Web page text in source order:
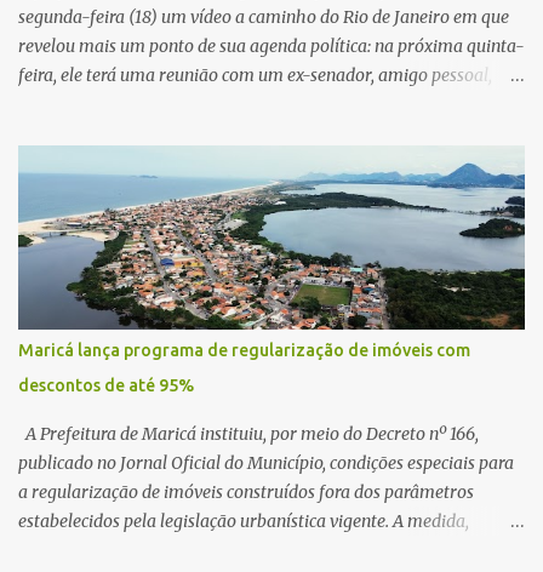
segunda-feira (18) um vídeo a caminho do Rio de Janeiro em que
revelou mais um ponto de sua agenda política: na próxima quinta-
feira, ele terá uma reunião com um ex-senador, amigo pessoal,
atenção pela ousadia do projeto, que colocaria Maricá em um
novo patamar de visibilidade tecnológica e estratégica. Segundo
Quaquá, a conversa será o início de um debate maior sobre a
viabilidade dessa estrutura na cidade. Durante o vídeo, o prefeito
também respondeu às críticas que vem recebendo. Segundo ele,
muitas pessoas estão dizendo que promete muito, mas não estaria
entregando resultados imediatos. Quaquá pediu paciência e
garantiu que os frutos começarão a aparecer em breve. “O pessoal
fala que eu prometo muito, mas não faço nada. Eu digo: calma.
Vocês Esperam, daqui a um ano o que será feito em Mari...
Maricá lança programa de regularização de imóveis com
descontos de até 95%
A Prefeitura de Maricá instituiu, por meio do Decreto nº 166,
publicado no Jornal Oficial do Município, condições especiais para
a regularização de imóveis construídos fora dos parâmetros
estabelecidos pela legislação urbanística vigente. A medida,